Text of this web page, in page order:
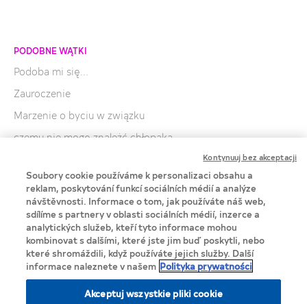
PODOBNE WĄTKI
Podoba mi się...
Zauroczenie
Marzenie o byciu w związku
czemu nie mogę znależć chłopaka
Jak radzić sobie z rozstaniem w związku?
Boję się kompromitacji przy pierwszym pocałunku, co
robić?
Jak można się nauczyć całowania z języczkiem?
Zakochałam się w dyrektorze szkoły, co robić?
Soubory cookie používáme k personalizaci obsahu a
reklam, poskytování funkcí sociálních médií a analýze
návštěvnosti. Informace o tom, jak používáte náš web,
sdílíme s partnery v oblasti sociálních médií, inzerce a
analytických služeb, kteří tyto informace mohou
kombinovat s dalšími, které jste jim buď poskytli, nebo
které shromáždili, když používáte jejich služby. Další
informace naleznete v našem Polityka prywatności
Akceptuj wszystkie pliki cookie
Kontynuuj bez akceptacji